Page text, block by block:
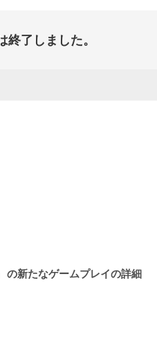
終了しました。
新たなゲームプレイの詳細